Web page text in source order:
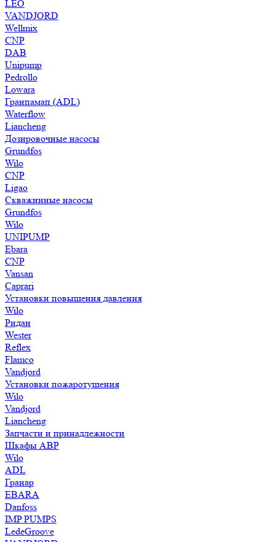
LEO
VANDJORD
Wellmix
CNP
DAB
Unipump
Pedrollo
Lowara
Гранпамап (ADL)
Waterflow
Liancheng
Дозировочные насосы
Grundfos
Wilo
CNP
Ligao
Скважинные насосы
Grundfos
Wilo
UNIPUMP
Ebara
CNP
Vansan
Caprari
Установки повышения давления
Wilo
Ридан
Wester
Reflex
Flamco
Vandjord
Установки пожаротушения
Wilo
Vandjord
Liancheng
Запчасти и принадлежности
Шкафы АВР
Wilo
ADL
Гранар
EBARA
Danfoss
IMP PUMPS
LedeGroove